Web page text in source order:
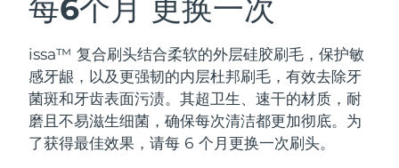
每6个月 更换一次
issa™ 复合刷头结合柔软的外层硅胶刷毛，保护敏
感牙龈，以及更强韧的内层杜邦刷毛，有效去除牙
菌斑和牙齿表面污渍。其超卫生、速干的材质，耐
磨且不易滋生细菌，确保每次清洁都更加彻底。为
了获得最佳效果，请每 6 个月更换一次刷头。